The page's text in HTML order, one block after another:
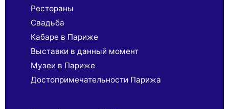
Рестораны
Свадьба
Кабаре в Париже
Выставки в данный момент
Музеи в Париже
Достопримечательности Парижа